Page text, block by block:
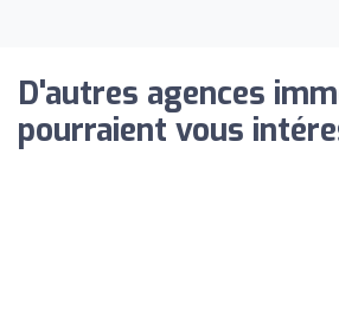
D'autres agences
pourraient vous